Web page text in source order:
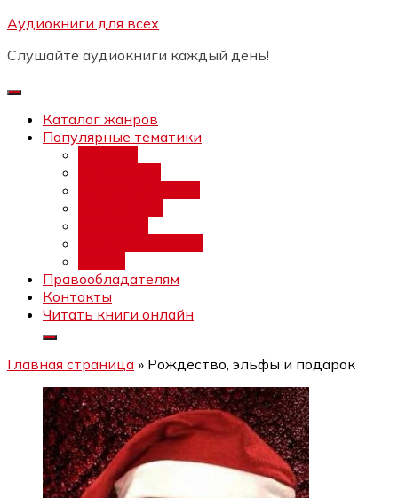
Перейти
содержимому
Аудиокниги для всех
Слушайте аудиокниги каждый день!
Каталог жанров
Популярные тематики
Правообладателям
Контакты
Читать книги онлайн
Главная страница » Рождество, эльфы и подарок
Бесплатный интенсив:
каналов"